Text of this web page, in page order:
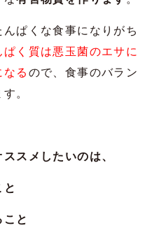
んぱくな食事になりがち
ぱく質は悪玉菌のエサに
る ので、食事のバラン
。
スメしたいのは、
と
こと